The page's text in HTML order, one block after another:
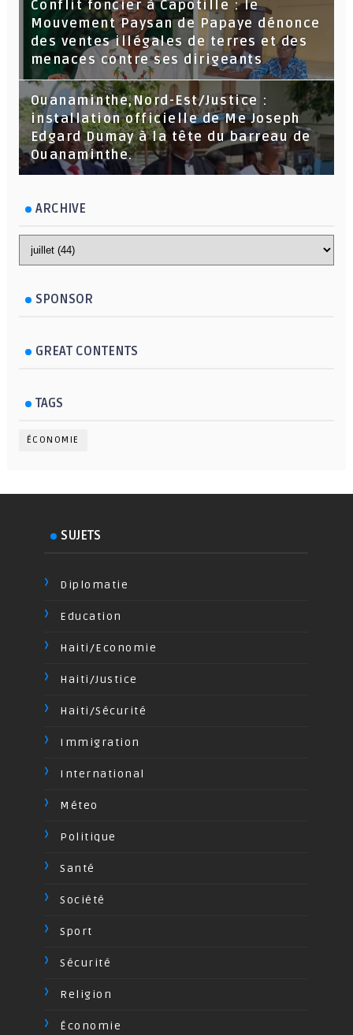
Conflit foncier à Capotille : le
Mouvement Paysan de Papaye dénonce
des ventes illégales de terres et des
menaces contre ses dirigeants
Ouanaminthe,Nord-Est/Justice :
installation officielle de Me Joseph
Edgard Dumay à la tête du barreau de
Ouanaminthe.
ARCHIVE
SPONSOR
GREAT CONTENTS
TAGS
ÉCONOMIE
SUJETS
Diplomatie
Education
Haiti/Economie
Haiti/Justice
Haiti/Sécurité
Immigration
International
Méteo
Politique
Santé
Société
Sport
Sécurité
Religion
Économie